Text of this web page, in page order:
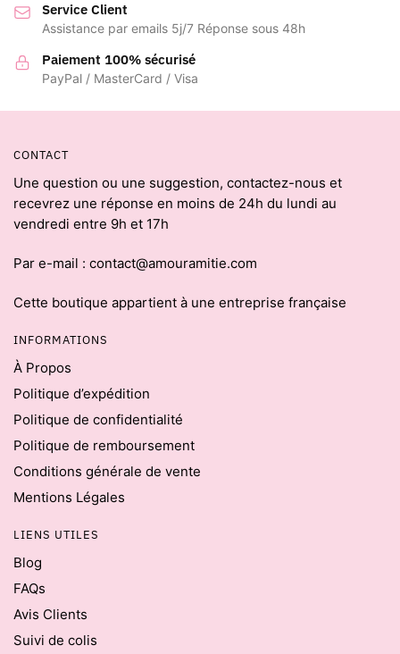
Service Client
Assistance par emails 5j/7 Réponse sous 48h
Paiement 100% sécurisé
PayPal / MasterCard / Visa
CONTACT
Une question ou une suggestion, contactez-nous et
recevrez une réponse en moins de 24h du lundi au
vendredi entre 9h et 17h
Par e-mail : contact@amouramitie.com
Cette boutique appartient à une entreprise française
INFORMATIONS
À Propos
Politique d’expédition
Politique de confidentialité
Politique de remboursement
Conditions générale de vente
Mentions Légales
LIENS UTILES
Blog
FAQs
Avis Clients
Suivi de colis